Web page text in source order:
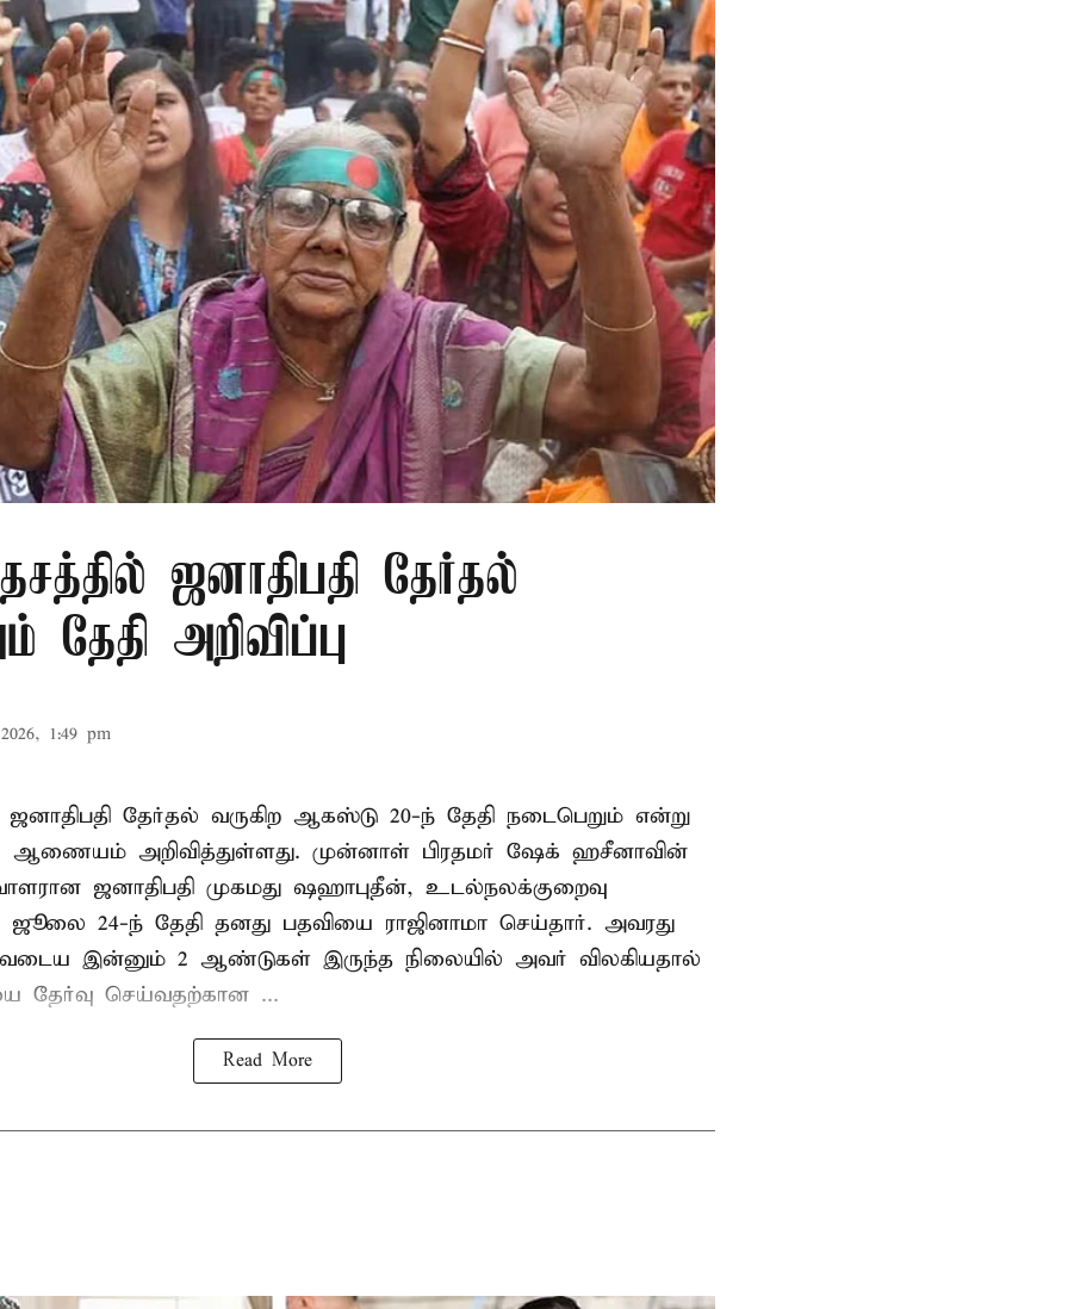
ஜனாதிபதி தேர்தல்
தேதி அறிவிப்பு
1:49 pm
தேர்தல் வருகிற ஆகஸ்டு 20-ந் தேதி நடைபெறும் என்று
ஆணையம் அறிவித்துள்ளது. முன்னாள் பிரதமர் ஷேக் ஹசீனாவின்
ஜனாதிபதி முகமது ஷஹாபுதீன், உடல்நலக்குறைவு
24-ந் தேதி தனது பதவியை ராஜினாமா செய்தார். அவரது
இன்னும் 2 ஆண்டுகள் இருந்த நிலையில் அவர் விலகியதால்
தேர்வு செய்வதற்கான ...
Read More